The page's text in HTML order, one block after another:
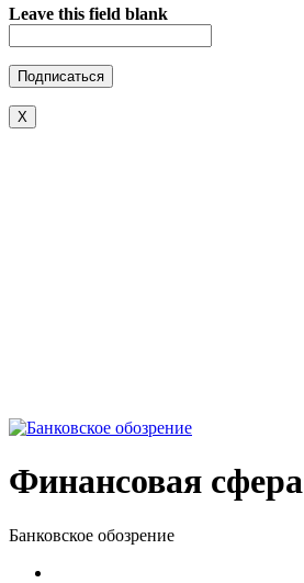
Leave this field blank
X
Финансовая сфера
Банковское обозрение